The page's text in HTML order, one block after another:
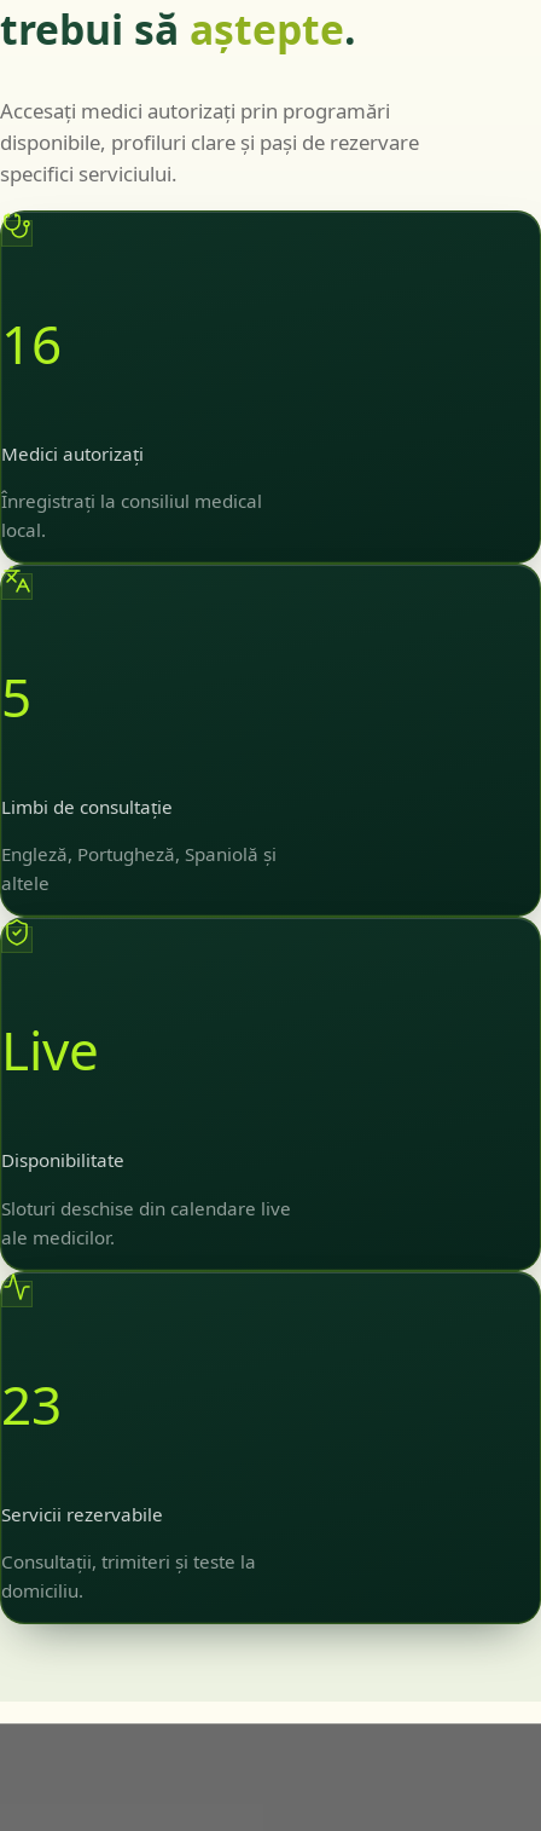
trebui să aștepte.
Accesați medici autorizați prin programări
disponibile, profiluri clare și pași de rezervare
specifici serviciului.
16
Medici autorizați
Înregistrați la consiliul medical
local.
5
Limbi de consultație
Engleză, Portugheză, Spaniolă și
altele
Live
Disponibilitate
Sloturi deschise din calendare live
ale medicilor.
23
Servicii rezervabile
Consultații, trimiteri și teste la
domiciliu.